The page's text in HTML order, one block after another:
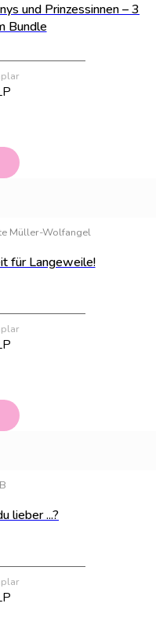
und Prinzessinnen – 3
Bundle
Müller-Wolfangel
für Langeweile!
lieber ...?